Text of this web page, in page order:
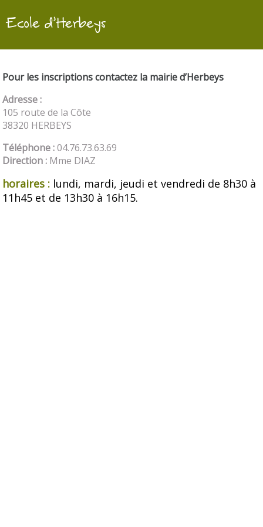
Ecole d'Herbeys
Pour les inscriptions contactez la mairie d’Herbeys
Adresse :
105 route de la Côte
38320 HERBEYS
Téléphone :04.76.73.63.69
Direction : Mme DIAZ
horaires : lundi, mardi, jeudi et vendredi de 8h30 à
11h45 et de 13h30 à 16h15.